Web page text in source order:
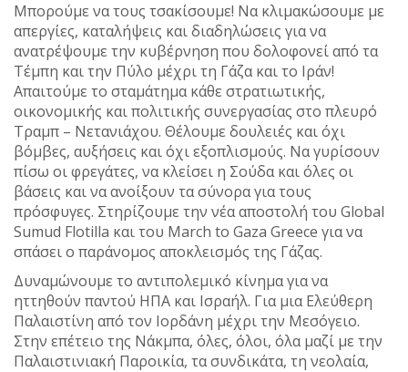
Μπορούμε να τους τσακίσουμε! Να κλιμακώσουμε με
απεργίες, καταλήψεις και διαδηλώσεις για να
ανατρέψουμε την κυβέρνηση που δολοφονεί από τα
Τέμπη και την Πύλο μέχρι τη Γάζα και το Ιράν!
Απαιτούμε το σταμάτημα κάθε στρατιωτικής,
οικονομικής και πολιτικής συνεργασίας στο πλευρό
Τραμπ – Νετανιάχου. Θέλουμε δουλειές και όχι
βόμβες, αυξήσεις και όχι εξοπλισμούς. Να γυρίσουν
πίσω οι φρεγάτες, να κλείσει η Σούδα και όλες οι
βάσεις και να ανοίξουν τα σύνορα για τους
πρόσφυγες. Στηρίζουμε την νέα αποστολή του Global
Sumud Flotilla και του March to Gaza Greece για να
σπάσει ο παράνομος αποκλεισμός της Γάζας.
Δυναμώνουμε το αντιπολεμικό κίνημα για να
ηττηθούν παντού ΗΠΑ και Ισραήλ. Για μια Ελεύθερη
Παλαιστίνη από τον Ιορδάνη μέχρι την Μεσόγειο.
Στην επέτειο της Νάκμπα, όλες, όλοι, όλα μαζί με την
Παλαιστινιακή Παροικία, τα συνδικάτα, τη νεολαία,